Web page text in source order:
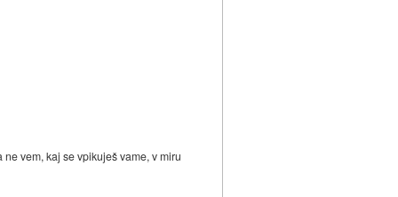
vem, kaj se vpikuješ vame, v miru